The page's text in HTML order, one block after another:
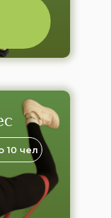
10 чел